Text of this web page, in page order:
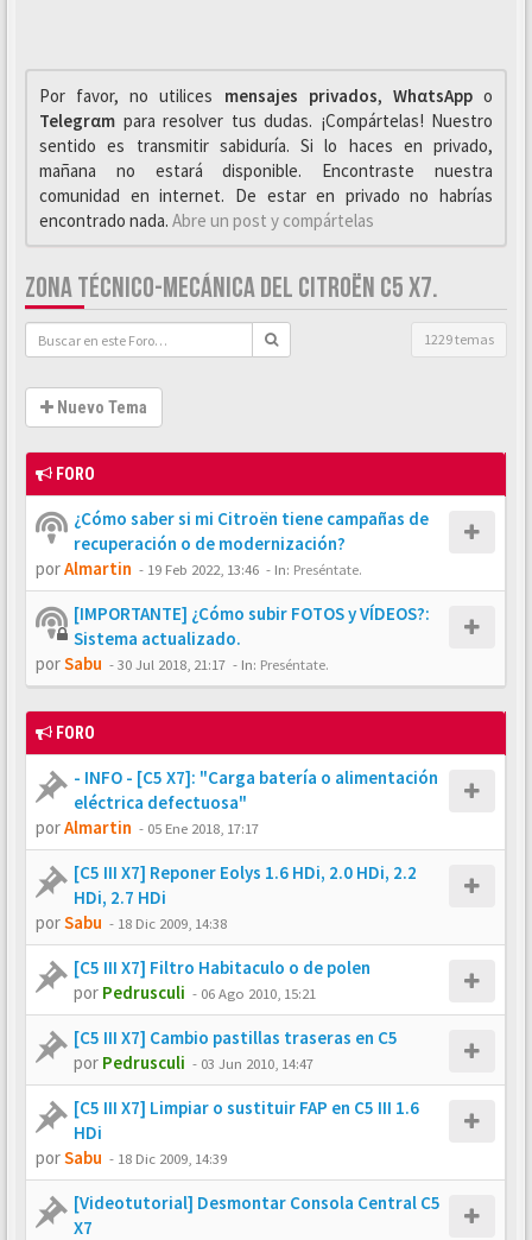
Por favor, no utilices mensajes privados, WhαtsAppo
Telegrαm para resolver tus dudas. ¡Compártelas! Nuestro
sentido es transmitir sabiduría. Si lo haces en privado,
mañana no estará disponible. Encontraste nuestra
comunidad en internet. De estar en privado no habrías
encontrado nada. Abre un post y compártelas
ZONA TÉCNICO-MECÁNICA DEL CITROËN C5 X7.
1229 temas
Nuevo Tema
FORO
¿Cómo saber si mi Citroën tiene campañas de
recuperación o de modernización?
porAlmartin - 19 Feb 2022, 13:46 - In: Preséntate.
[IMPORTANTE] ¿Cómo subir FOTOS y VÍDEOS?:
Sistema actualizado.
porSabu -30 Jul 2018, 21:17 - In: Preséntate.
FORO
- INFO - [C5 X7]: "Carga batería o alimentación
eléctrica defectuosa"
porAlmartin - 05 Ene 2018, 17:17
[C5 III X7] Reponer Eolys 1.6 HDi, 2.0 HDi, 2.2
HDi, 2.7 HDi
porSabu - 18 Dic 2009, 14:38
[C5 III X7] Filtro Habitaculo o de polen
por Pedrusculi - 06 Ago 2010, 15:21
[C5 III X7] Cambio pastillas traseras en C5
por Pedrusculi - 03 Jun 2010, 14:47
[C5 III X7] Limpiar o sustituir FAP en C5 III 1.6
HDi
porSabu - 18 Dic 2009, 14:39
[Videotutorial] Desmontar Consola Central C5
X7